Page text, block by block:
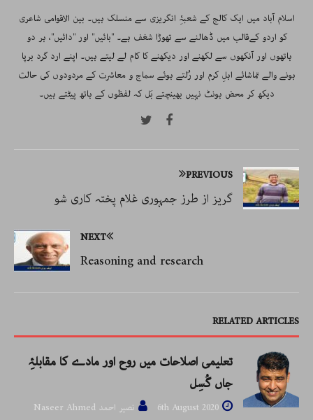
اسلام آباد میں ایک کالج کے شعبۂِ انگریزی سے منسلک ہیں۔ بین الاقوامی شاعری
کو اردو کےقالب میں ڈھالنے سے تھوڑا شغف ہے۔ "بائیں" اور "دائیں"، ہر دو
ہاتھوں اور آنکھوں سے لکھنے اور دیکھنے کا کام لے لیتے ہیں۔ اپنے ارد گرد برپا
ہونے والے تماشائے اہلِ کرم اور رُلتے ہوئے سماج و معاشرت کے مردودوں کی حالت
دیکھ کر محض ہونٹ نہیں بھینچتے بَل کہ لفظوں کے ہاتھ پیٹتے ہیں۔
PREVIOUS
گریز از طرز جمہوری غلام پختہ کاری شو
NEXT
Reasoning and research
RELATED ARTICLES
تعلیمی اصلاحات میں روح اور مادے کا مقابلۂِ
جاں گُسِل
6th August 2020
نصیر احمد Naseer Ahmed